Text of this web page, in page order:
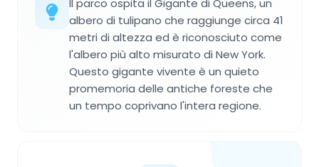
Il parco ospita il Gigante di Queens, un
albero di tulipano che raggiunge circa 41
metri di altezza ed è riconosciuto come
l'albero più alto misurato di New York.
Questo gigante vivente è un quieto
promemoria delle antiche foreste che
un tempo coprivano l'intera regione.